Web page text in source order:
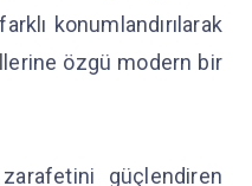
konumlandırılarak
özgü modern bir
güçlendiren